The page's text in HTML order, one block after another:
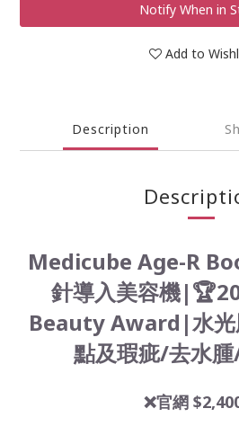
Notify When in
Add to
Description
Medicube Age-R
針導入美容機
Beauty Award|水光
點及瑕疵/去水
❌官網